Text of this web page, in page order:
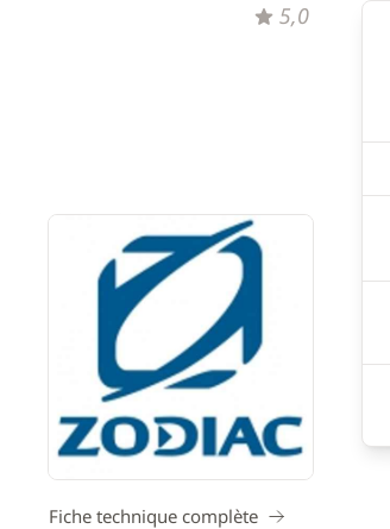
5,0
Fiche technique complète